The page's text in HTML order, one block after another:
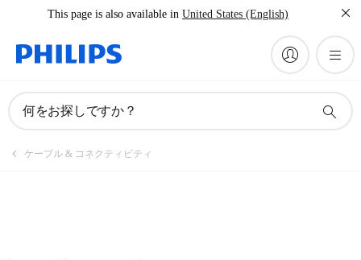
This page is also available in United States (English)
何をお探しですか？
ケーブル & コネクティビティ